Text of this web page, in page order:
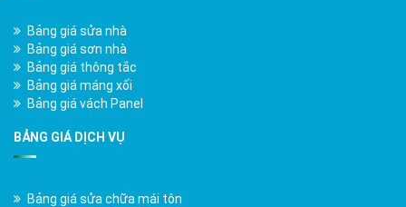
Bảng giá sửa nhà
Bảng giá sơn nhà
Bảng giá thông tắc
Bảng giá máng xối
Bảng giá vách Panel
BẢNG GIÁ DỊCH VỤ
Bảng giá sửa chữa mái tôn